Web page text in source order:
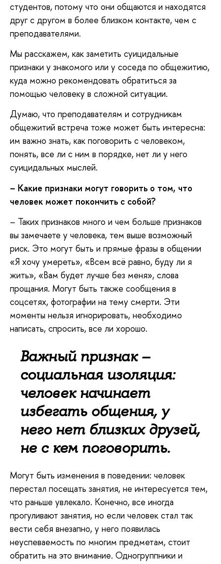
студентов, потому что они общаются и находятся
друг с другом в более близком контакте, чем с
преподавателями.
Мы расскажем, как заметить суицидальные
признаки у знакомого или у соседа по общежитию,
куда можно рекомендовать обратиться за
помощью человеку в сложной ситуации.
Думаю, что преподавателям и сотрудникам
общежитий встреча тоже может быть интересна:
им важно знать, как поговорить с человеком,
понять, все ли с ним в порядке, нет ли у него
суицидальных мыслей.
– Какие признаки могут говорить о том, что
человек может покончить с собой?
– Таких признаков много и чем больше признаков
вы замечаете у человека, тем выше возможный
риск. Это могут быть и прямые фразы в общении
«Я хочу умереть», «Всем всё равно, буду ли я
жить», «Вам будет лучше без меня», слова
прощания. Могут быть также сообщения в
соцсетях, фотографии на тему смерти. Эти
моменты нельзя игнорировать, необходимо
написать, спросить, все ли хорошо.
Важный признак –
социальная изоляция:
человек начинает
избегать общения, у
него нет близких друзей,
не с кем поговорить.
Могут быть изменения в поведении: человек
перестал посещать занятия, не интересуется тем,
что раньше увлекало. Конечно, все иногда
прогуливают занятия, но если человек стал так
вести себя внезапно, у него появилась
неуспеваемость по многим предметам, стоит
обратить на это внимание. Одногруппники и